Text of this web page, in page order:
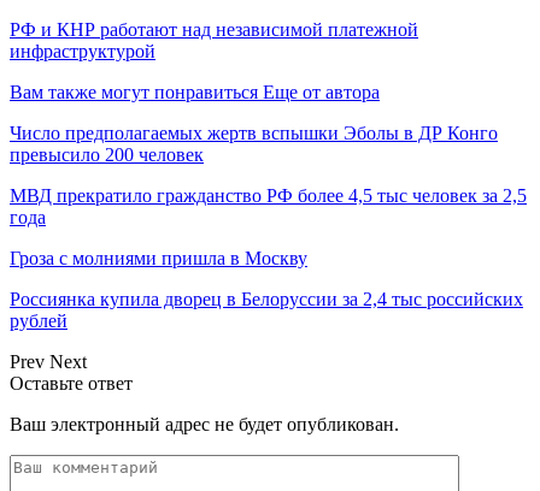
РФ и КНР работают над независимой платежной
инфраструктурой
Вам также могут понравиться Еще от автора
Число предполагаемых жертв вспышки Эболы в ДР Конго
превысило 200 человек
МВД прекратило гражданство РФ более 4,5 тыс человек за 2,5
года
Гроза с молниями пришла в Москву
Россиянка купила дворец в Белоруссии за 2,4 тыс российских
рублей
Prev Next
Оставьте ответ
Ваш электронный адрес не будет опубликован.